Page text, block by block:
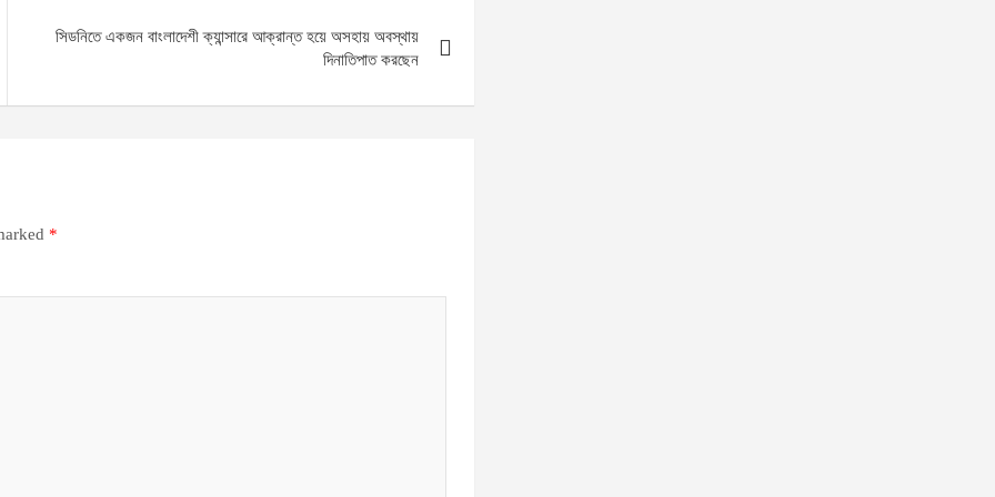
সিডনিতে একজন বাংলাদেশী ক্যান্সারে আক্রান্ত হয়ে অসহায় অবস্থায়
দিনাতিপাত করছেন
*